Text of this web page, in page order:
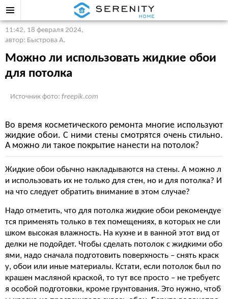
11:42, 18 февраля 2024,
автор: Быстрова А.
Можно ли использовать жидкие обои
для потолка
Источник фото: freepik.com
Во время косметического ремонта многие используют
жидкие обои. С ними стены смотрятся очень стильно.
А можно ли такое покрытие нанести на потолок?
Жидкие обои обычно накладываются на стены. А можно л
и использовать их не только для стен, но и для потолка? И
на что следует обратить внимание в этом случае?
Надо отметить, что для потолка жидкие обои рекомендуе
тся применять только в тех помещениях, в которых не сли
шком высокая влажность. На кухне и в ванной этот вид от
делки не подойдет. Чтобы сделать потолок с жидкими обо
ями, надо сначала подготовить поверхность – снять краск
у, обои или иные материалы. Кстати, если потолок был по
крашен масляной краской, то тут все просто – не требуетс
я особой подготовки, кроме грунтования. Это нужно, чтоб